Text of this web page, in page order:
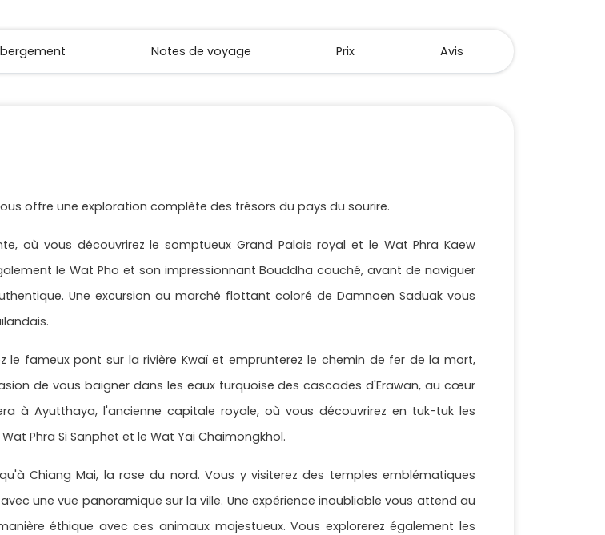
Notes de voyage Prix Avis
offre une exploration complète des trésors du pays du sourire.
où vous découvrirez le somptueux Grand Palais royal et le Wat Phra Kaew
le Wat Pho et son impressionnant Bouddha couché, avant de naviguer
Une excursion au marché flottant coloré de Damnoen Saduak vous
le fameux pont sur la rivière Kwaï et emprunterez le chemin de fer de la mort,
de vous baigner dans les eaux turquoise des cascades d'Erawan, au cœur
à Ayutthaya, l'ancienne capitale royale, où vous découvrirez en tuk-tuk les
Phra Si Sanphet et le Wat Yai Chaimongkhol.
Chiang Mai, la rose du nord. Vous y visiterez des temples emblématiques
une vue panoramique sur la ville. Une expérience inoubliable vous attend au
éthique avec ces animaux majestueux. Vous explorerez également les